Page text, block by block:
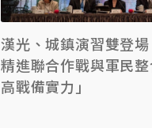
漢光、城鎮演習雙登場
精進聯合作戰與軍民
高戰備實力」